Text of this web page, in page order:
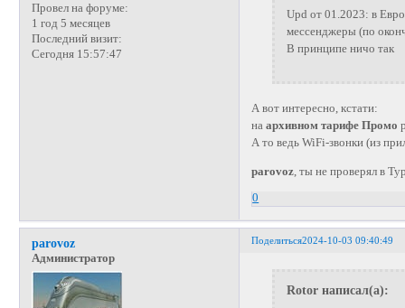
Провел на форуме:
1 год 5 месяцев
Последний визит:
Сегодня 15:57:47
Upd от 01.2023: в
мессенджеры (по
В принципе ничо так
А вот интересно, кстати:
наархивном тарифе Промо
А то ведь WiFi-звонки (из
parovoz, ты не проверял в
0
Поделиться2024-10-03 09:40:49
parovoz
Администратор
Rotor написал(а):